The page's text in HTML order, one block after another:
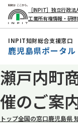
本
文
へ
移
［INPIT］独立行政法
工業所有権情報・研
INPIT知財総合支援窓口
鹿児島県ポータル
瀬戸内町
催のご案
トップ全国の窓口鹿児島県